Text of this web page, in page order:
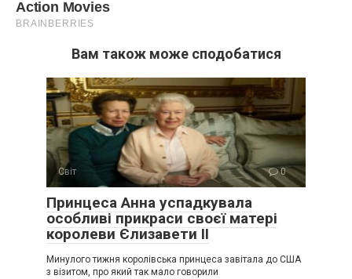
Вам також може сподобатися
Світ 0
Принцеса Анна успадкувала
особливі прикраси своєї матері
королеви Єлизавети II
Минулого тижня королівська принцеса завітала до США
з візитом, про який так мало говорили